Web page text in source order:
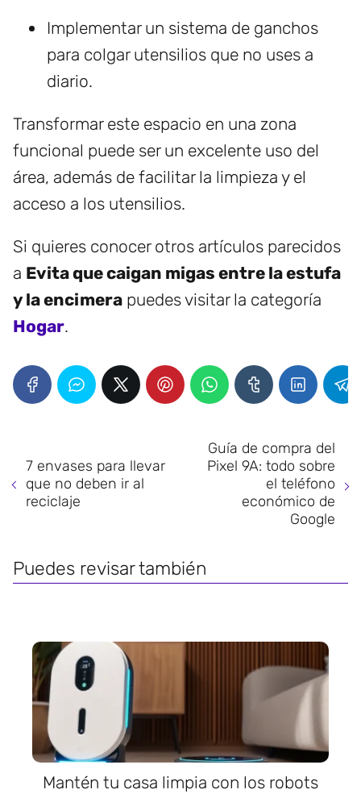
Implementar un sistema de ganchos
para colgar utensilios que no uses a
diario.
Transformar este espacio en una zona
funcional puede ser un excelente uso del
área, además de facilitar la limpieza y el
acceso a los utensilios.
Si quieres conocer otros artículos parecidos
a Evita que caigan migas entre la estufa
y la encimera puedes visitar la categoría
Hogar.
7 envases para llevar
que no deben ir al
reciclaje
Guía de compra del
Pixel 9A: todo sobre
el teléfono
económico de
Google
Puedes revisar también
Mantén tu casa limpia con los robots